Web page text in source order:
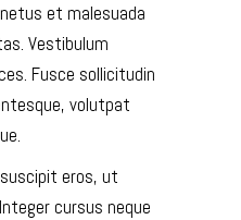
et malesuada
Vestibulum
Fusce sollicitudin
volutpat
eros, ut
cursus neque